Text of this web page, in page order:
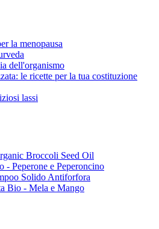
la menopausa
dell'organismo
le ricette per la tua costituzione
lassi
Broccoli Seed Oil
- Peperone e Peperoncino
Solido Antiforfora
Bio - Mela e Mango